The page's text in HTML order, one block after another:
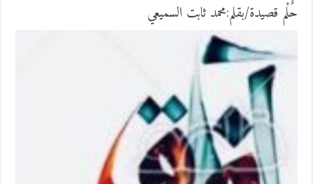
حٌلْم قصيدة/بقلم:محمد ثابت السميعي